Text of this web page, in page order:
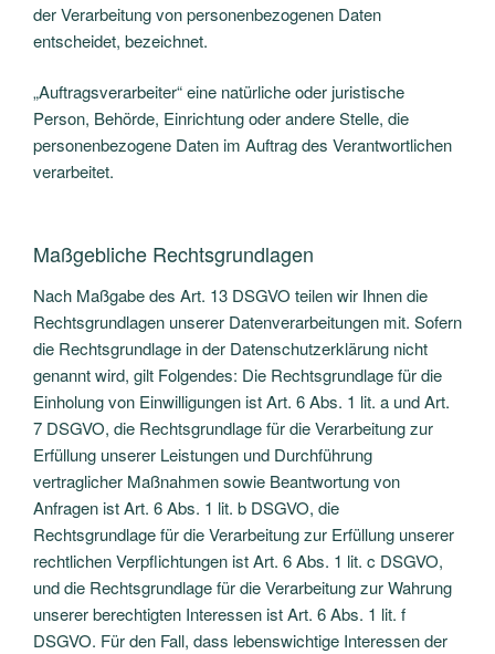
der Verarbeitung von personenbezogenen Daten
entscheidet, bezeichnet.
„Auftragsverarbeiter“ eine natürliche oder juristische
Person, Behörde, Einrichtung oder andere Stelle, die
personenbezogene Daten im Auftrag des Verantwortlichen
verarbeitet.
Maßgebliche Rechtsgrundlagen
Nach Maßgabe des Art. 13 DSGVO teilen wir Ihnen die
Rechtsgrundlagen unserer Datenverarbeitungen mit. Sofern
die Rechtsgrundlage in der Datenschutzerklärung nicht
genannt wird, gilt Folgendes: Die Rechtsgrundlage für die
Einholung von Einwilligungen ist Art. 6 Abs. 1 lit. a und Art.
7 DSGVO, die Rechtsgrundlage für die Verarbeitung zur
Erfüllung unserer Leistungen und Durchführung
vertraglicher Maßnahmen sowie Beantwortung von
Anfragen ist Art. 6 Abs. 1 lit. b DSGVO, die
Rechtsgrundlage für die Verarbeitung zur Erfüllung unserer
rechtlichen Verpflichtungen ist Art. 6 Abs. 1 lit. c DSGVO,
und die Rechtsgrundlage für die Verarbeitung zur Wahrung
unserer berechtigten Interessen ist Art. 6 Abs. 1 lit. f
DSGVO. Für den Fall, dass lebenswichtige Interessen der